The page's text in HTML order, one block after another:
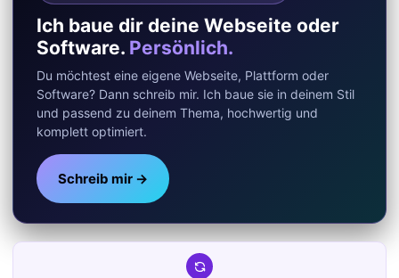
Ich baue dir deine Webseite oder
Software. Persönlich.
Du möchtest eine eigene Webseite, Plattform oder
Software? Dann schreib mir. Ich baue sie in deinem Stil
und passend zu deinem Thema, hochwertig und
komplett optimiert.
Schreib mir →